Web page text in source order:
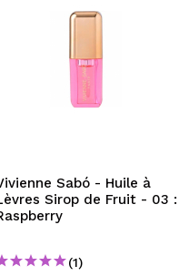
Sabó - Huile à
Sirop de Fruit - 03 :
(1)